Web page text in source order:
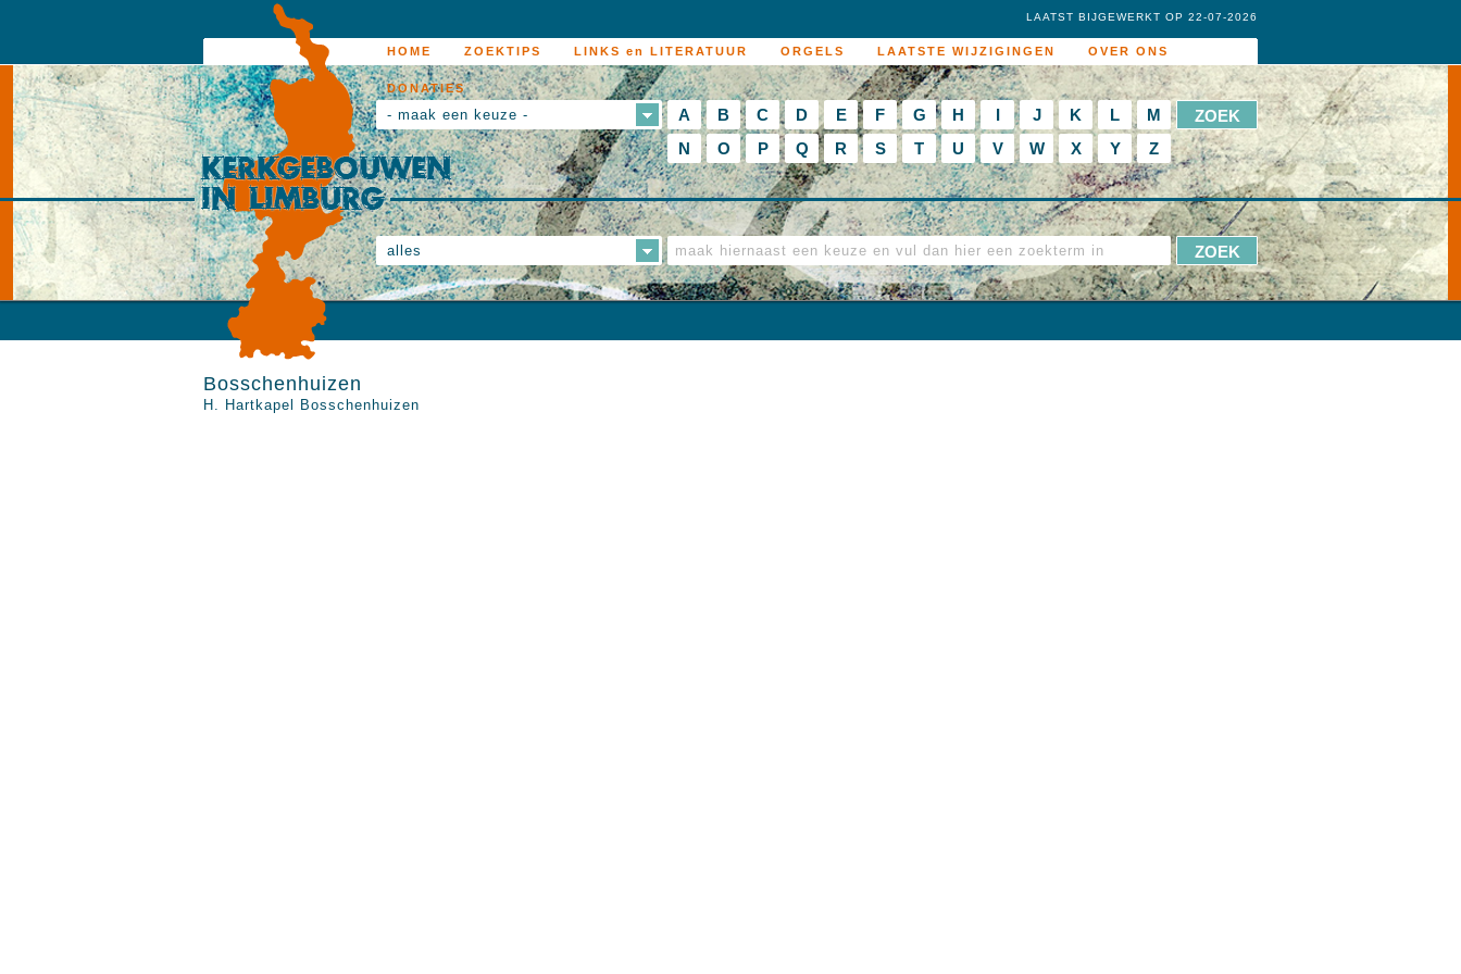
HOME ZOEKTIPS LINKS en LITERATUUR ORGELS LAATSTE WIJZIGINGEN OVER ONS
DONATIES
LAATST BIJGEWERKT OP 22-07-2026
- maak een keuze - A B C D E F G H I J K L
M
N
O P Q R S T U V W X Y Z
alles
Bosschenhuizen
H. Hartkapel Bosschenhuizen